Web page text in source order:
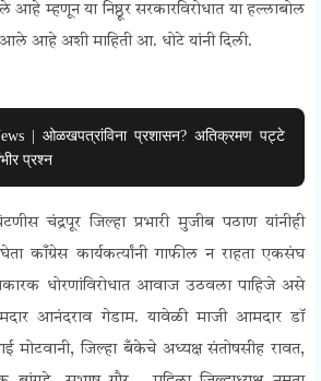
म्हणून या निष्ठूर सरकारविरोधात या हल्लाबोल
आहे अशी माहिती आ. धोटे यांनी दिली.
| ओळखपत्रांविना प्रशासन? अतिक्रमण पट्टे
प्रश्न
चंद्रपूर जिल्हा प्रभारी मुजीब पठाण यांनीही
घेता काँग्रेस कार्यकर्त्यांनी गाफील न राहता एकसंघ
धोरणांविरोधात आवाज उठवला पाहिजे असे
आनंदराव गेडाम. यावेळी माजी आमदार डॉ
मोटवानी, जिल्हा बँकेचे अध्यक्ष संतोषसीह रावत,